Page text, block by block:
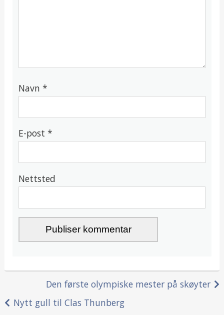
Navn *
E-post *
Nettsted
Innleggsnavigasjon
Den første olympiske mester på skøyter
Nytt gull til Clas Thunberg